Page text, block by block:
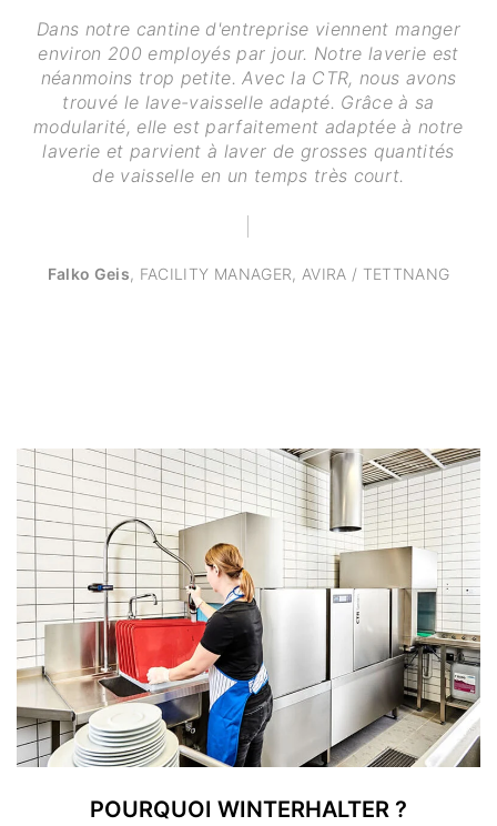
Dans notre cantine d'entreprise viennent manger
environ 200 employés par jour. Notre laverie est
néanmoins trop petite. Avec la CTR, nous avons
trouvé le lave-vaisselle adapté. Grâce à sa
modularité, elle est parfaitement adaptée à notre
laverie et parvient à laver de grosses quantités
de vaisselle en un temps très court.
Falko Geis, FACILITY MANAGER, AVIRA / TETTNANG
POURQUOI WINTERHALTER ?